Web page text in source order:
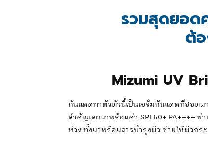
รวมสุดยอด
ต้
Mizumi UV
กันแดดทาตัวตัวนี้เป็นเซรั่มกันแดดที่ฮอตมา
สำคัญเลยมาพร้อมค่า SPF50+ PA++++ ช่
ห่วง ทั้งมาพร้อมสารบำรุงผิว ช่วยให้ผิวกร